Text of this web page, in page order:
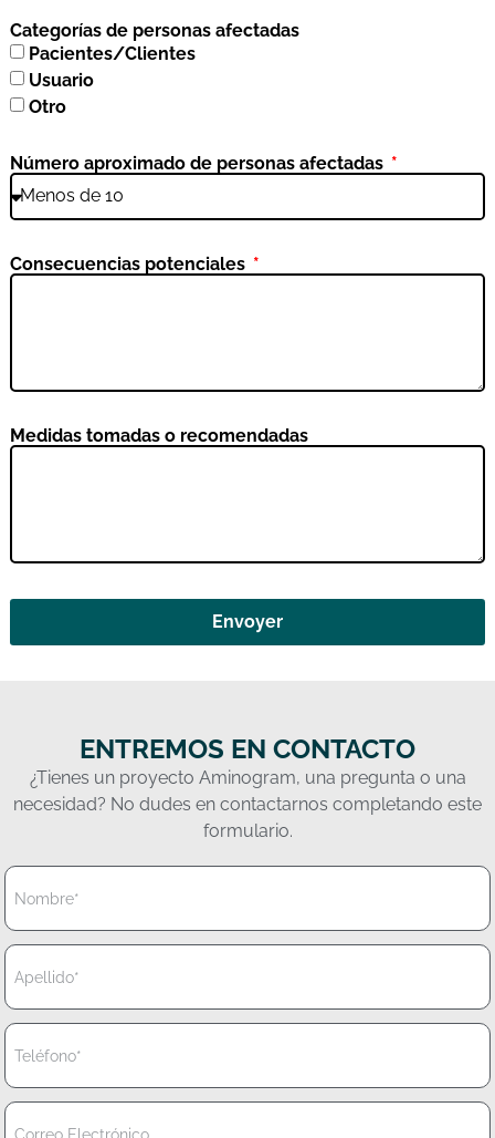
Categorías de personas afectadas
Pacientes/Clientes
Usuario
Otro
Número aproximado de personas afectadas
Consecuencias potenciales
Medidas tomadas o recomendadas
Envoyer
ENTREMOS EN CONTACTO
¿Tienes un proyecto Aminogram, una pregunta o una
necesidad? No dudes en contactarnos completando este
formulario.